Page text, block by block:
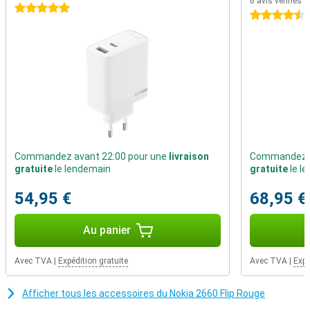
problème. Il vous permet également de télécharger un nombre
5 étoiles
Commandez avant 22:00 pour une livraison
gratuite le lendemain
54,95 €
Au panier
Avec TVA Expédition gratuite
4.5 étoiles
Commandez
gratuite le
68,95 €
Avec TVA
Afficher tous les accessoires du Nokia 2660 Flip Rouge